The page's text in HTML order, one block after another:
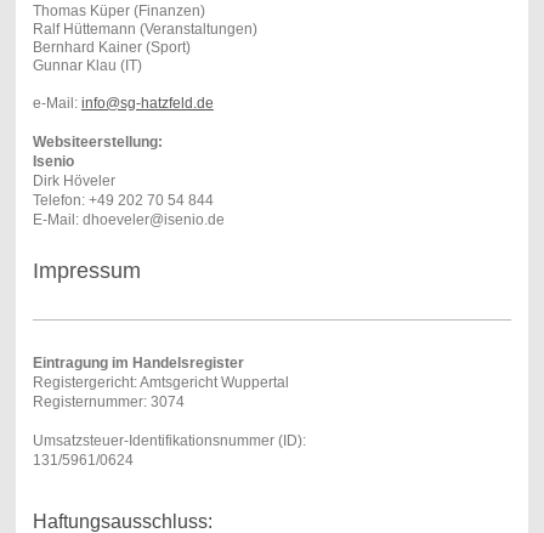
Thomas Küper (Finanzen)
Ralf Hüttemann (Veranstaltungen)
Bernhard Kainer (Sport)
Gunnar Klau (IT)
e-Mail: info@sg-hatzfeld.de
Websiteerstellung:
Isenio
Dirk Höveler
Telefon: +49 202 70 54 844
E-Mail: dhoeveler@isenio.de
Impressum
Eintragung im Handelsregister
Registergericht: Amtsgericht Wuppertal
Registernummer: 3074
Umsatzsteuer-Identifikationsnummer (ID):
131/5961/0624
Haftungsausschluss: